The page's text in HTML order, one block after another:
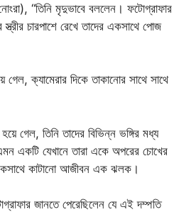
“তিনি মৃদুভাবে বললেন। ফটোগ্রাফার
স্ত্রীর চারপাশে রেখে তাদের একসাথে পোজ
গেল, ক্যামেরার দিকে তাকানোর সাথে সাথে
গেল, তিনি তাদের বিভিন্ন ভঙ্গির মধ্য
একটি যেখানে তারা একে অপরের চোখের
কাটানো আজীবন এক ঝলক।
জানতে পেরেছিলেন যে এই দম্পতি